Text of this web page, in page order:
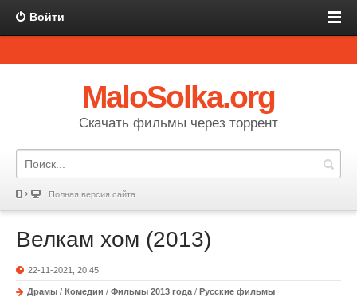
Войти
MaloSolka.org
Скачать фильмы через торрент
Полная версия сайта
Велкам хом (2013)
22-11-2021, 20:45
Драмы / Комедии / Фильмы 2013 года / Русские фильмы